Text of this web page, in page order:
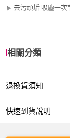
去污頑垢 吸塵一次
適用於
內
相關分類
退換貨須知
快速到貨說明